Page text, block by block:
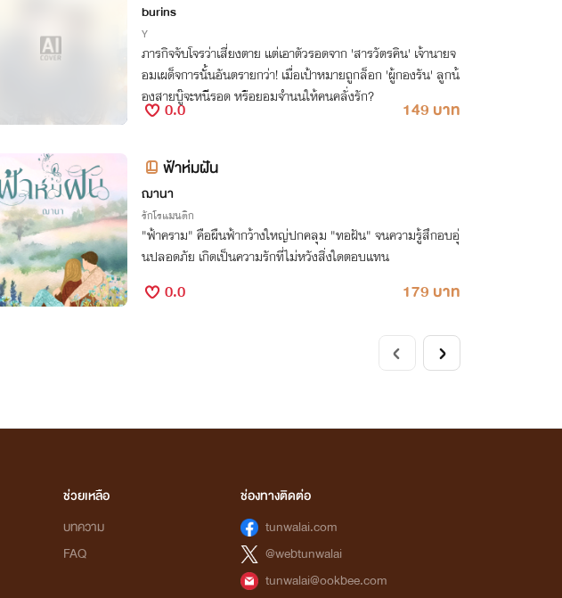
burins
Y
ภารกิจจับโจรว่าเสี่ยงตาย แต่เอาตัวรอดจาก 'สารวัตรคิน' เจ้านายจ
อมเผด็จการนั้นอันตรายกว่า! เมื่อเป้าหมายถูกล็อก 'ผู้กองรัน' ลูกน้
องสายบู๊จะหนีรอด หรือยอมจำนนให้คนคลั่งรัก?
0.0 149 บาท
ฟ้าห่มฝัน
ฌานา
รักโรแมนติก
"ฟ้าคราม" คือผืนฟ้ากว้างใหญ่ปกคลุม "ทอฝัน" จนความรู้สึกอบอุ่
นปลอดภัย เกิดเป็นความรักที่ไม่หวังสิ่งใดตอบแทน
0.0 179 บาท
ช่วยเหลือ
บทความ
FAQ
ช่องทางติดต่อ
tunwalai.com
@webtunwalai
tunwalai@ookbee.com